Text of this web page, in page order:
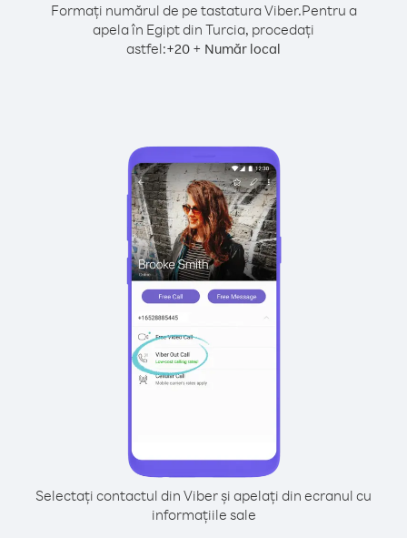
Formați numărul de pe tastatura Viber.Pentru a
apela în Egipt din Turcia, procedați
astfel:+20 + Număr local
Selectați contactul din Viber și apelați din ecranul cu
informațiile sale